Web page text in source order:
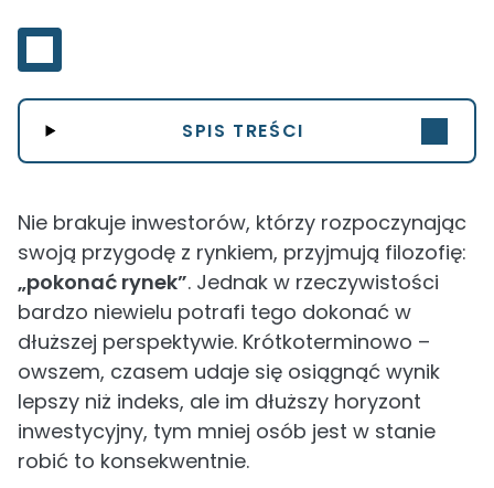
SPIS TREŚCI
Nie brakuje inwestorów, którzy rozpoczynając
swoją przygodę z rynkiem, przyjmują filozofię:
„pokonać rynek”. Jednak w rzeczywistości
bardzo niewielu potrafi tego dokonać w
dłuższej perspektywie. Krótkoterminowo –
owszem, czasem udaje się osiągnąć wynik
lepszy niż indeks, ale im dłuższy horyzont
inwestycyjny, tym mniej osób jest w stanie
robić to konsekwentnie.